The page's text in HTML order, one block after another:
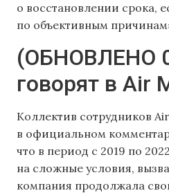
о восстановлении срока,
по объективным
(ОБНОВЛЕНО
говорят в Air
Коллектив сотрудников
в официальном
что в период с 2019 по
на сложные условия,
компания продолжала